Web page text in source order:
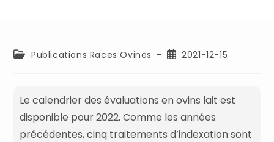
Publications Races Ovines 2021-12-15
Le calendrier des évaluations en ovins lait est
disponible pour 2022. Comme les années
précédentes, cinq traitements d’indexation sont